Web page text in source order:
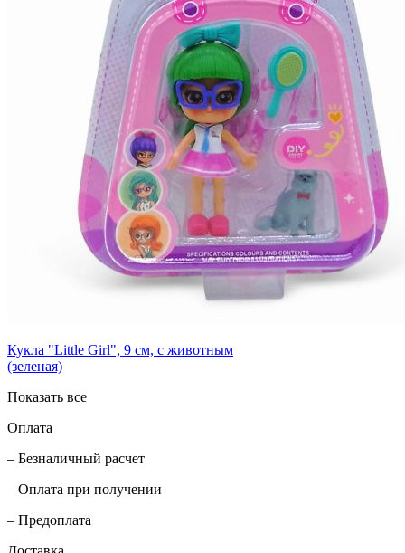
Кукла "Little Girl", 9 см, с животным
(зеленая)
Показать все
Оплата
– Безналичный расчет
– Оплата при получении
– Предоплата